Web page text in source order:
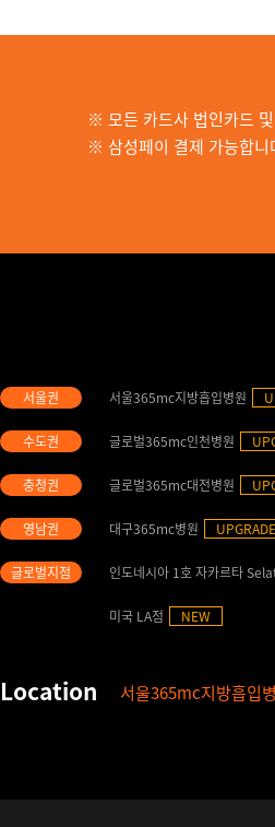
※ 모든 카드사 법인카드
※ 삼성페이 결제 가능합니
서울365mc지방흡입병원
글로벌365mc인천병원
글로벌365mc대전병원
대구365mc병원 UPGRADE
인도네시아 1호 자카르타
미국 LA점 NEW
서울365mc지방흡입